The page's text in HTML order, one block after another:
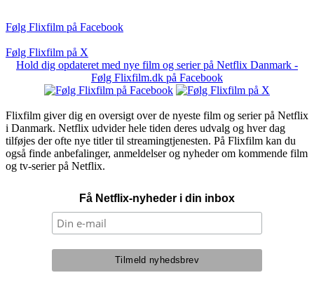
Følg Flixfilm på Facebook
Følg Flixfilm på X
Hold dig opdateret med nye film og serier på Netflix Danmark -
Følg Flixfilm.dk på Facebook
Flixfilm giver dig en oversigt over de nyeste film og serier på Netflix
i Danmark. Netflix udvider hele tiden deres udvalg og hver dag
tilføjes der ofte nye titler til streamingtjenesten. På Flixfilm kan du
også finde anbefalinger, anmeldelser og nyheder om kommende film
og tv-serier på Netflix.
Få Netflix-nyheder i din inbox